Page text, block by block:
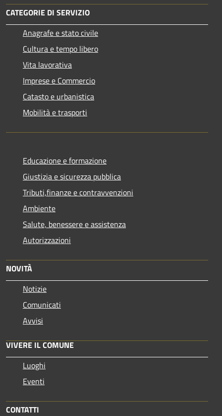
CATEGORIE DI SERVIZIO
Anagrafe e stato civile
Cultura e tempo libero
Vita lavorativa
Imprese e Commercio
Catasto e urbanistica
Mobilità e trasporti
Educazione e formazione
Giustizia e sicurezza pubblica
Tributi,finanze e contravvenzioni
Ambiente
Salute, benessere e assistenza
Autorizzazioni
NOVITÀ
Notizie
Comunicati
Avvisi
VIVERE IL COMUNE
Luoghi
Eventi
CONTATTI